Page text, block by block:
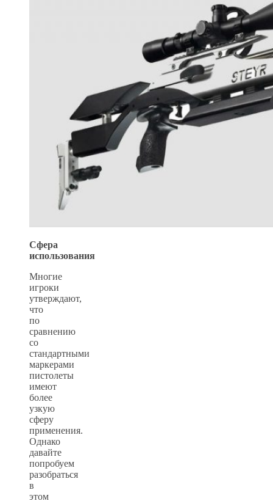
Сфера
использования
Многие
игроки
утверждают,
что
по
сравнению
со
стандартными
маркерами
пистолеты
имеют
более
узкую
сферу
применения.
Однако
давайте
попробуем
разобраться
в
этом